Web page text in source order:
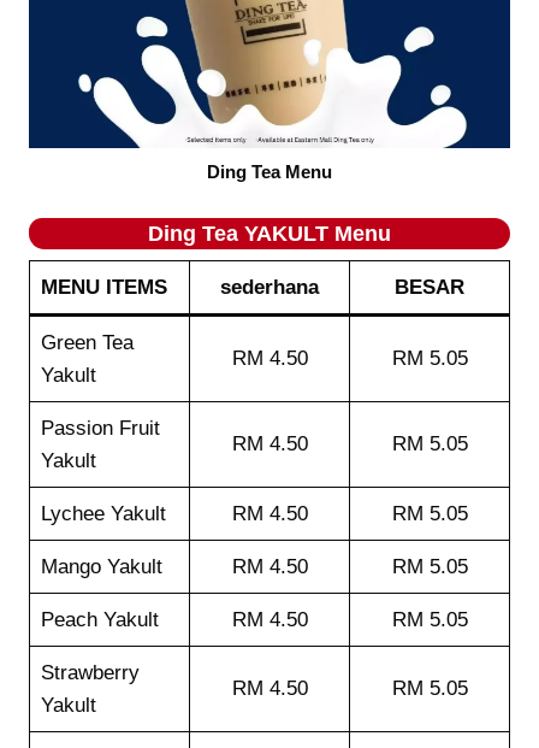
Ding Tea Menu
Ding Tea YAKULT Menu
MENU ITEMS sederhana BESAR
Green Tea
Yakult
RM 4.50 RM 5.05
Passion Fruit
Yakult
RM 4.50 RM 5.05
Lychee Yakult RM 4.50 RM 5.05
Mango Yakult RM 4.50 RM 5.05
Peach Yakult RM 4.50 RM 5.05
Strawberry
Yakult
RM 4.50 RM 5.05